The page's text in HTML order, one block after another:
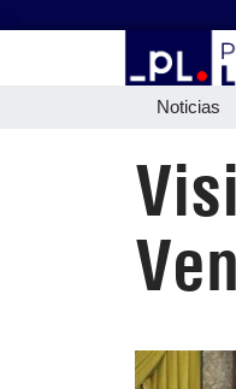
Noticias